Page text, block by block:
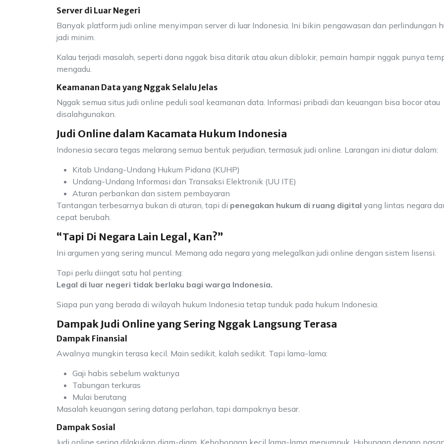
Server di Luar Negeri
Banyak platform judi online menyimpan server di luar Indonesia. Ini bikin pengawasan dan perlindungan
jadi minim.
Kalau terjadi masalah, seperti dana nggak bisa ditarik atau akun diblokir, pemain hampir nggak punya
mengadu.
Keamanan Data yang Nggak Selalu Jelas
Nggak semua situs judi online peduli soal keamanan data. Informasi pribadi dan keuangan bisa bocor atau
disalahgunakan.
Judi Online dalam Kacamata Hukum Indonesia
Indonesia secara tegas melarang semua bentuk perjudian, termasuk judi online. Larangan ini diatur dalam:
Kitab Undang-Undang Hukum Pidana (KUHP)
Undang-Undang Informasi dan Transaksi Elektronik (UU ITE)
Aturan perbankan dan sistem pembayaran
Tantangan terbesarnya bukan di aturan, tapi di penegakan hukum di ruang digital yang lintas negara
cepat berubah.
“Tapi Di Negara Lain Legal, Kan?”
Ini argumen yang sering muncul. Memang ada negara yang melegalkan judi online dengan sistem lisensi.
Tapi perlu diingat satu hal penting:
Legal di luar negeri tidak berlaku bagi warga Indonesia.
Siapa pun yang berada di wilayah hukum Indonesia tetap tunduk pada hukum Indonesia.
Dampak Judi Online yang Sering Nggak Langsung Terasa
Dampak Finansial
Awalnya mungkin terasa kecil. Main sedikit, kalah sedikit. Tapi lama-lama:
Gaji habis sebelum waktunya
Tabungan terkuras
Mulai berutang
Masalah keuangan sering datang perlahan, tapi dampaknya besar.
Dampak Sosial
Judi online sering dilakukan diam-diam. Kebohongan kecil lama-lama menumpuk. Hubungan dengan